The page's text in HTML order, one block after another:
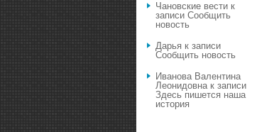
Чановские вести к
записи Сообщить
новость
Дарья к записи
Сообщить новость
Иванова Валентина
Леонидовнак записи
Здесь пишется наша
история